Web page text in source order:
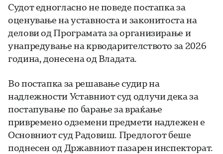
Судот едногласно не поведе постапка за
оценување на уставноста и законитоста на
делови од Програмата за организирање и
унапредување на крводарителството за 2026
година, донесена од Владата.
Во постапка за решавање судир на
надлежности Уставниот суд одлучи дека за
постапување по барање за враќање
привремено одземени предмети надлежен е
Основниот суд Радовиш. Предлогот беше
поднесен од Државниот пазарен инспекторат.